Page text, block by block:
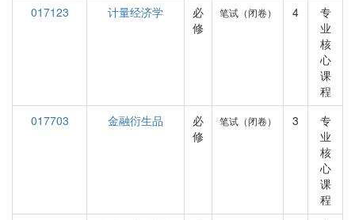
017123 计量经济学
必
修
笔试（闭卷） 4
专
业
核
心
课
程
017703
金融衍生品
必
修
笔试（闭卷） 3
专
业
核
心
课
程